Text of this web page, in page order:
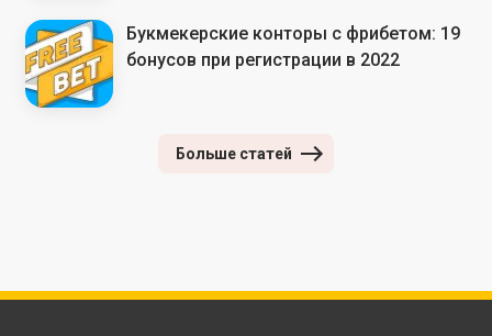
Букмекерские конторы с фрибетом: 19
бонусов при регистрации в 2022
Больше статей